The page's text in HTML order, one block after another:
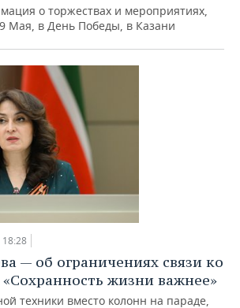
о торжествах и мероприятиях,
Мая, в День Победы, в Казани
— об ограничениях связи ко
жизни важнее»
техники вместо колонн на параде,